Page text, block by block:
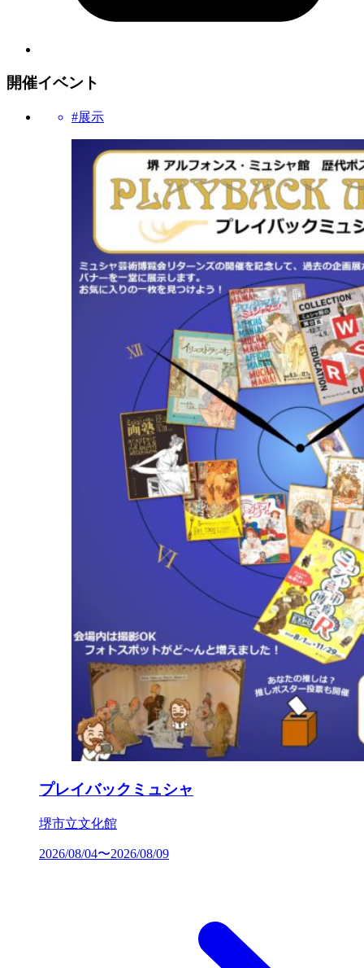
開催イベント
#展示
プレイバックミュシャ
堺市立文化館
2026/08/04〜2026/08/09